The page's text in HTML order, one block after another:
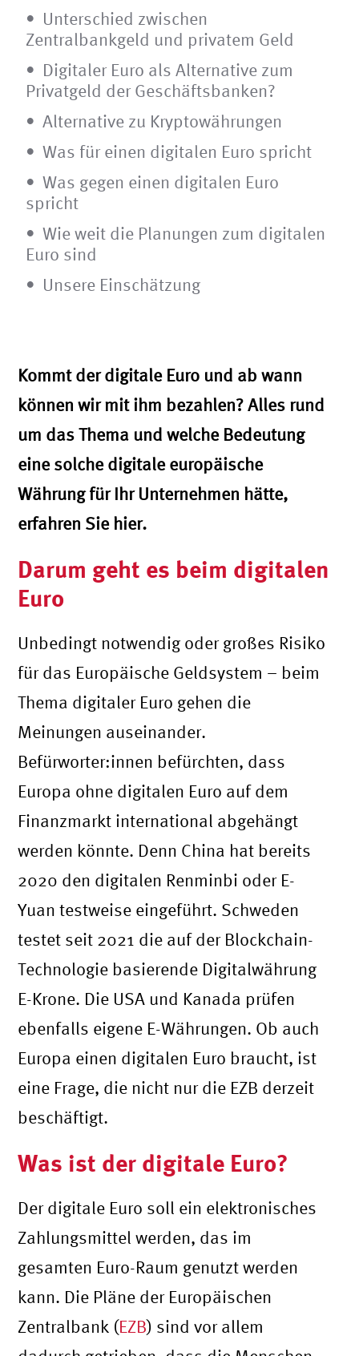
Unterschied zwischen
Zentralbankgeld und privatem Geld
Digitaler Euro als Alternative zum
Privatgeld der Geschäftsbanken?
Alternative zu Kryptowährungen
Was für einen digitalen Euro spricht
Was gegen einen digitalen Euro
spricht
Wie weit die Planungen zum digitalen
Euro sind
Unsere Einschätzung
Kommt der digitale Euro und ab wann
können wir mit ihm bezahlen? Alles rund
um das Thema und welche Bedeutung
eine solche digitale europäische
Währung für Ihr Unternehmen hätte,
erfahren Sie hier.
Darum geht es beim digitalen
Euro
Unbedingt notwendig oder großes Risiko
für das Europäische Geldsystem – beim
Thema digitaler Euro gehen die
Meinungen auseinander.
Befürworter:innen befürchten, dass
Europa ohne digitalen Euro auf dem
Finanzmarkt international abgehängt
werden könnte. Denn China hat bereits
2020 den digitalen Renminbi oder E-
Yuan testweise eingeführt. Schweden
testet seit 2021 die auf der Blockchain-
Technologie basierende Digitalwährung
E-Krone. Die USA und Kanada prüfen
ebenfalls eigene E-Währungen. Ob auch
Europa einen digitalen Euro braucht, ist
eine Frage, die nicht nur die EZB derzeit
beschäftigt.
Was ist der digitale Euro?
Der digitale Euro soll ein elektronisches
Zahlungsmittel werden, das im
gesamten Euro-Raum genutzt werden
kann. Die Pläne der Europäischen
Zentralbank (EZB) sind vor allem